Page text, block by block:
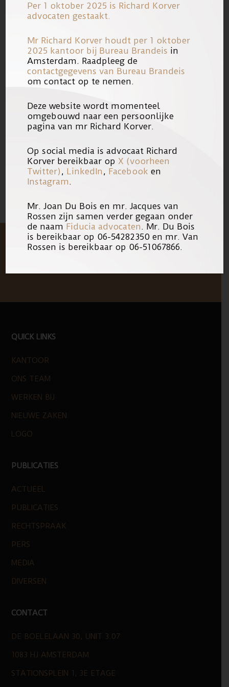
verdachten.
Een korte opinie van mr. Richard
Korver over het handelen van het
artikel van het NRC. Klik daarvoor
hier.
23/10/2017Link
FOOTER
QUICK LINKS
KANTOOR
ONS TEAM
WERKEN BIJ
NIEUWE ZAKEN
LOGO
PUBLICATIES
ACTUEEL
PUBLICATIES
RECHTSPRAAK
PERS
MEDIA
DIVERSEN
CONTACT
DE BOELELAAN 30, UNIT 3.07
1083 HJ AMSTERDAM
STATIONSPLEIN 1, 3E ETAGE
Per 1 oktober 2025 is Richard Korver
advocaten gestaakt.
Mr Richard Korver houdt per 1 oktober
2025 kantoor bij Bureau Brandeis in
Amsterdam. Raadpleeg de
contactgegevens van Bureau Brandeis
om contact op te nemen.
Deze website wordt momenteel
omgebouwd naar een persoonlijke
pagina van mr Richard Korver.
Op social media is advocaat Richard
Korver bereikbaar op X (voorheen
Twitter) , LinkedIn , Facebook en
Instagram .
Mr. Joan Du Bois en mr. Jacques van
Rossen zijn samen verder gegaan onder
de naam Fiducia advocaten . Mr. Du Bois
is bereikbaar op 06-54282350 en mr. Van
Rossen is bereikbaar op 06-51067866.